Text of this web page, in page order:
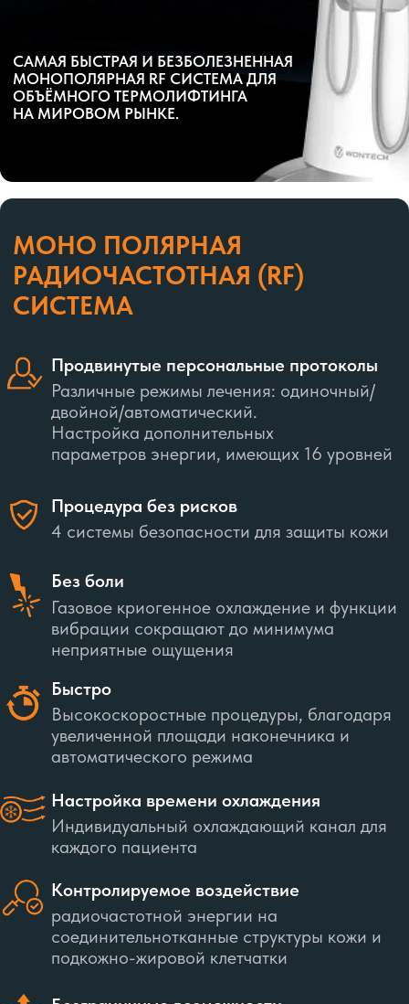
СИСТЕМА
Различные режимы лечения: одиночный/
Продвинутые персональные протоколы
Индивидуальный охлаждающий канал для
каждого пациента
Настройка времени охлаждения
соединительнотканные структуры кожи и
подкожно-жировой клетчатки
Контролируемое воздействие
ограничений
Газовое криогенное охлаждение и функции
вибрации сокращают до минимума
неприятные ощущения
Без боли
увеличенной площади наконечника и
автоматического режима